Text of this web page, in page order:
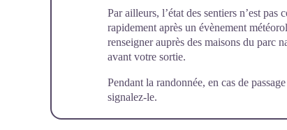
Par ailleurs, l’état des sentiers n’est
rapidement après un évènement
renseigner auprès des maisons du parc
avant votre sortie.
Pendant la randonnée, en cas de
signalez-le.